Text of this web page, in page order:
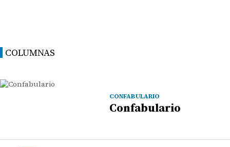
COLUMNAS
CONFABULARIO
Confabulario